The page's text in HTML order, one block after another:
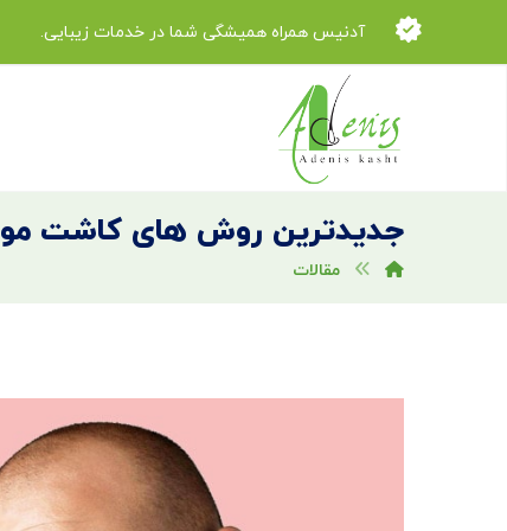
آدنیس همراه همیشگی شما در خدمات زیبایی.
جدیدترین روش های کاشت مو
مقالات